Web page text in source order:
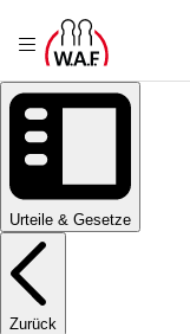
Urteile & Gesetze
Zurück